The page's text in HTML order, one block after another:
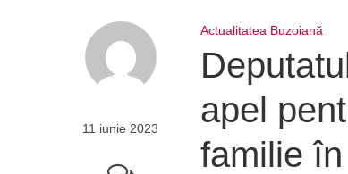
11 iunie 2023
Actualitatea Buzoiană
apel
familie